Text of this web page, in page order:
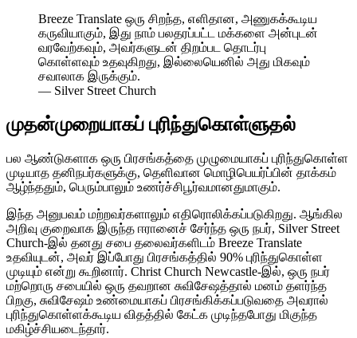
Breeze Translate ஒரு சிறந்த, எளிதான, அணுகக்கூடிய
கருவியாகும், இது நாம் பலதரப்பட்ட மக்களை அன்புடன்
வரவேற்கவும், அவர்களுடன் திறம்பட தொடர்பு
கொள்ளவும் உதவுகிறது, இல்லையெனில் அது மிகவும்
சவாலாக இருக்கும்.
— Silver Street Church
முதன்முறையாகப் புரிந்துகொள்ளுதல்
பல ஆண்டுகளாக ஒரு பிரசங்கத்தை முழுமையாகப் புரிந்துகொள்ள
முடியாத தனிநபர்களுக்கு, தெளிவான மொழிபெயர்ப்பின் தாக்கம்
ஆழ்ந்ததும், பெரும்பாலும் உணர்ச்சிபூர்வமானதுமாகும்.
இந்த அனுபவம் மற்றவர்களாலும் எதிரொலிக்கப்படுகிறது. ஆங்கில
அறிவு குறைவாக இருந்த ஈரானைச் சேர்ந்த ஒரு நபர், Silver Street
Church-இல் தனது சபை தலைவர்களிடம் Breeze Translate
உதவியுடன், அவர் இப்போது பிரசங்கத்தில் 90% புரிந்துகொள்ள
முடியும் என்று கூறினார். Christ Church Newcastle-இல், ஒரு நபர்
மற்றொரு சபையில் ஒரு தவறான சுவிசேஷத்தால் மனம் தளர்ந்த
பிறகு, சுவிசேஷம் உண்மையாகப் பிரசங்கிக்கப்படுவதை அவரால்
புரிந்துகொள்ளக்கூடிய விதத்தில் கேட்க முடிந்தபோது மிகுந்த
மகிழ்ச்சியடைந்தார்.